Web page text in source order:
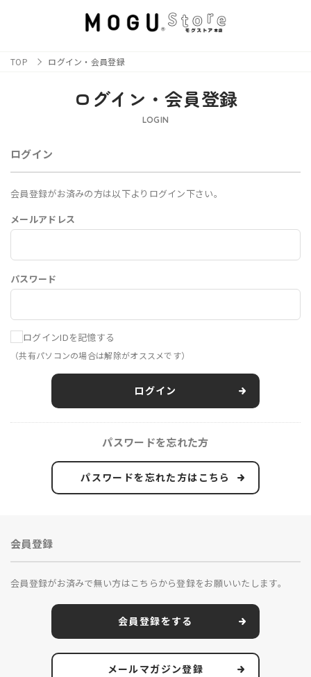
TOP ログイン・会員登録
ログイン・会員登録
LOGIN
ログイン
会員登録がお済みの方は以下よりログイン下さい。
メールアドレス
パスワード
ログインIDを記憶する
（共有パソコンの場合は解除がオススメです）
ログイン
パスワードを忘れた方
パスワードを忘れた方はこちら
会員登録
会員登録がお済みで無い方はこちらから登録をお願いいたします。
会員登録をする
メールマガジン登録